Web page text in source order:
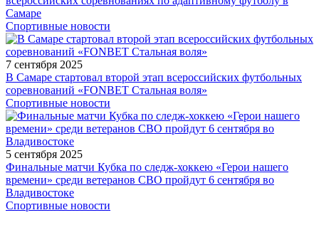
Самаре
Спортивные новости
7 сентября 2025
В Самаре стартовал второй этап всероссийских футбольных
соревнований «FONBET Стальная воля»
Спортивные новости
5 сентября 2025
Финальные матчи Кубка по следж-хоккею «Герои нашего
времени» среди ветеранов СВО пройдут 6 сентября во
Владивостоке
Спортивные новости